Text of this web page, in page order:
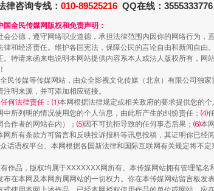
律咨询专线： 010-89525216 QQ在线：
全民传媒网版权和免责声明：
公德，遵守网络职业道德，承担法律范围内因你的网络行为
和经济责任。维护各国宪法，保障公民的言论自由和新闻自
特请来函来电说明本网站提供内容系本人或法人版权所有，
民传媒等传媒网站，由众全影视文化传媒（北京）有限公司独
明来源，并可添加相应链接。
任何法律责任：⑴本网根据法律规定或相关政府的要求提供您的个
所列明的情况使用您的个人信息，由此所产生的纠纷责任； ⑷
合作者的网站在内）； ⑸因不可抗拒导致的任何事态后果； ⑹本
所有条款方可留言和反映投诉报料等讯息投稿，其证明你已
话语权平台。本网根据各国新法律和国际互联网有关规定将不定
作品，版权均属于XXXXXXX网所有。本传媒网站拥有管理笔
在本网及本网所属网站的一切权力。你在本传媒网站留言板